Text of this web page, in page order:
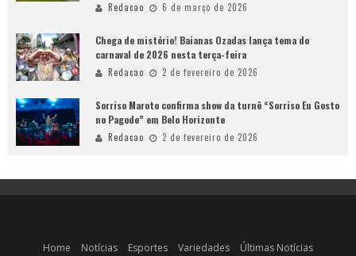
Redacao 6 de março de 2026
Chega de mistério! Baianas Ozadas lança tema do
carnaval de 2026 nesta terça-feira
Redacao 2 de fevereiro de 2026
Sorriso Maroto confirma show da turnê “Sorriso Eu Gosto
no Pagode” em Belo Horizonte
Redacao 2 de fevereiro de 2026
Home Notícias Esportes Variedades Últimas Notícias